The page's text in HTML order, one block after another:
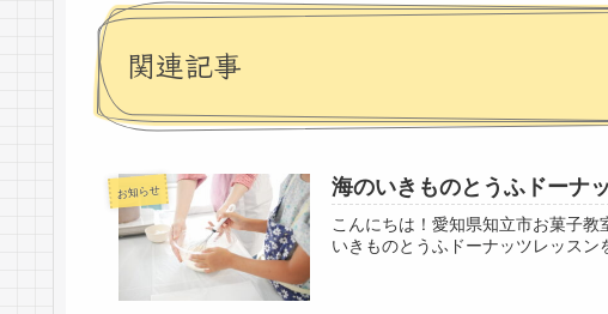
関連記事
お知らせ 海のいきものとうふドーナ
こんにちは！愛知県知立市お菓子
いきものとうふドーナッツレッス